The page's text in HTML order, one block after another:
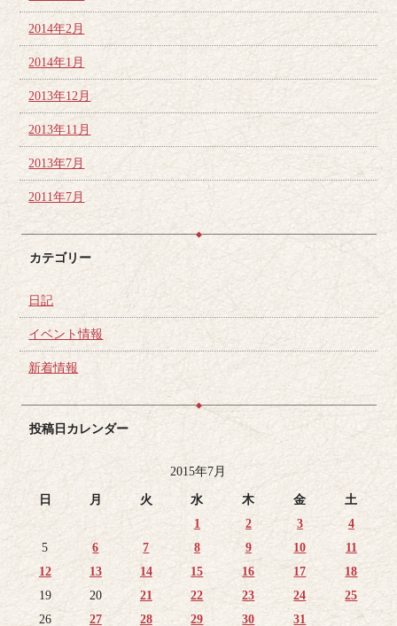
2014年2月
2014年1月
2013年12月
2013年11月
2013年7月
2011年7月
カテゴリー
日記
イベント情報
新着情報
投稿日カレンダー
2015年7月
日 月 火 水 木 金
土
1
2 3
4
5
6 7 8 9 10
11
12
13 14 15 16 17
18
19
20 21 22 23 24
25
26
27 28 29 30 31